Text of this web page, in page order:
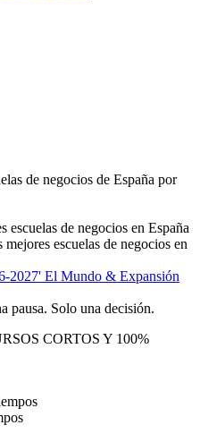
de negocios de España por
escuelas de negocios en
El Mundo & Expansión
pausa. Solo una decisión.
CORTOS Y 100%